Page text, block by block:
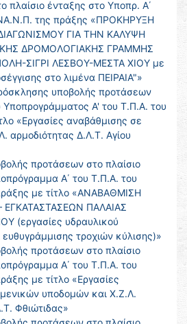
πλαίσιο ένταξης στο Υποπρ. Α΄
της πράξης «ΠΡΟΚΗΡΥΞΗ
ΓΙΑ ΤΗΝ ΚΑΛΥΨΗ
ΔΡΟΜΟΛΟΓΙΑΚΗΣ ΓΡΑΜΜΗΣ
ΣΙΓΡΙ ΛΕΣΒΟΥ-ΜΕΣΤΑ ΧΙΟΥ με
στο λιμένα ΠΕΙΡΑΙΑ"»
υποβολής προτάσεων
Υποπρογράμματος Α' του Τ.Π.Α. του
«Εργασίες αναβάθμισης σε
αρμοδιότητας Δ.Λ.Τ. Αγίου
προτάσεων στο πλαίσιο
Α΄ του Τ.Π.Α. του
με τίτλο «ΑΝΑΒΑΘΜΙΣΗ
ΠΑΛΑΙΑΣ
(εργασίες υδραυλικού
τροχιών κύλισης)»
προτάσεων στο πλαίσιο
Α΄ του Τ.Π.Α. του
με τίτλο «Εργασίες
υποδομών και Χ.Ζ.Λ.
Φθιώτιδας»